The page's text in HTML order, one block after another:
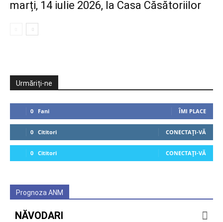
marți, 14 iulie 2026, la Casa Căsătoriilor
Urmăriți-ne
0 Fani ÎMI PLACE
0 Cititori CONECTAȚI-VĂ
0 Cititori CONECTAȚI-VĂ
Prognoza ANM
NĂVODARI